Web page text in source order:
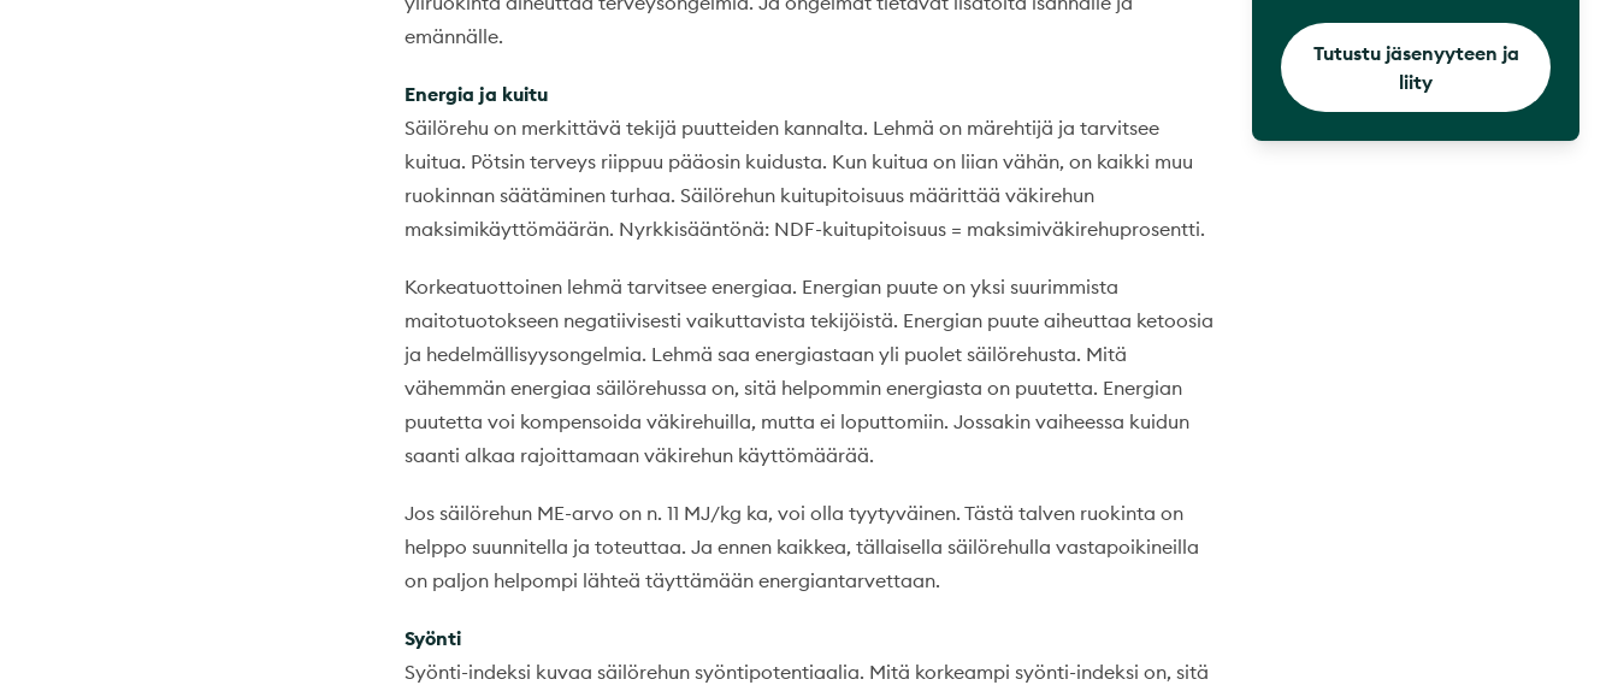
emännälle.
Energia ja kuitu
Säilörehu on merkittävä tekijä puutteiden kannalta. Lehmä on märehtijä ja tarvitsee
kuitua. Pötsin terveys riippuu pääosin kuidusta. Kun kuitua on liian vähän, on kaikki muu
ruokinnan säätäminen turhaa. Säilörehun kuitupitoisuus määrittää väkirehun
maksimikäyttömäärän. Nyrkkisääntönä: NDF-kuitupitoisuus = maksimiväkirehuprosentti.
Korkeatuottoinen lehmä tarvitsee energiaa. Energian puute on yksi suurimmista
maitotuotokseen negatiivisesti vaikuttavista tekijöistä. Energian puute aiheuttaa ketoosia
ja hedelmällisyysongelmia. Lehmä saa energiastaan yli puolet säilörehusta. Mitä
vähemmän energiaa säilörehussa on, sitä helpommin energiasta on puutetta. Energian
puutetta voi kompensoida väkirehuilla, mutta ei loputtomiin. Jossakin vaiheessa kuidun
saanti alkaa rajoittamaan väkirehun käyttömäärää.
Jos säilörehun ME-arvo on n. 11 MJ/kg ka, voi olla tyytyväinen. Tästä talven ruokinta on
helppo suunnitella ja toteuttaa. Ja ennen kaikkea, tällaisella säilörehulla vastapoikineilla
on paljon helpompi lähteä täyttämään energiantarvettaan.
Syönti
Syönti-indeksi kuvaa säilörehun syöntipotentiaalia. Mitä korkeampi syönti-indeksi on, sitä
Tutustu jäsenyyteen ja
liity